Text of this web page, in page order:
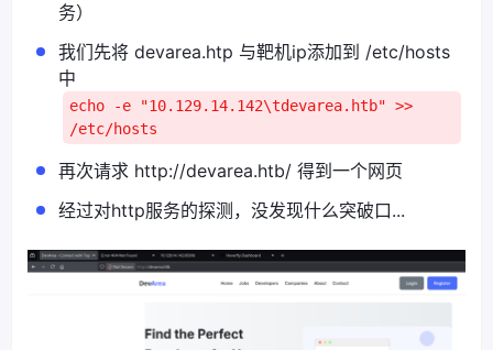
务）
我们先将 devarea.htp 与靶机ip添加到 /etc/hosts
中
echo -e "10.129.14.142\tdevarea.htb" >>
/etc/hosts
再次请求 http://devarea.htb/ 得到一个网页
经过对http服务的探测，没发现什么突破口...